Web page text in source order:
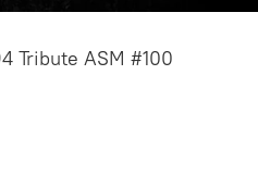
Tribute ASM #100